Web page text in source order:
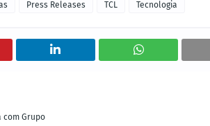
Press Releases TCL Tecnologia
com Grupo